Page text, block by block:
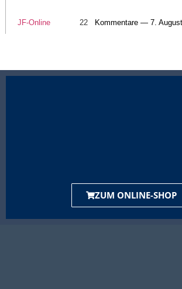
JF-Online 22 Kommentare — 7.
ZUM ONLINE-SHOP